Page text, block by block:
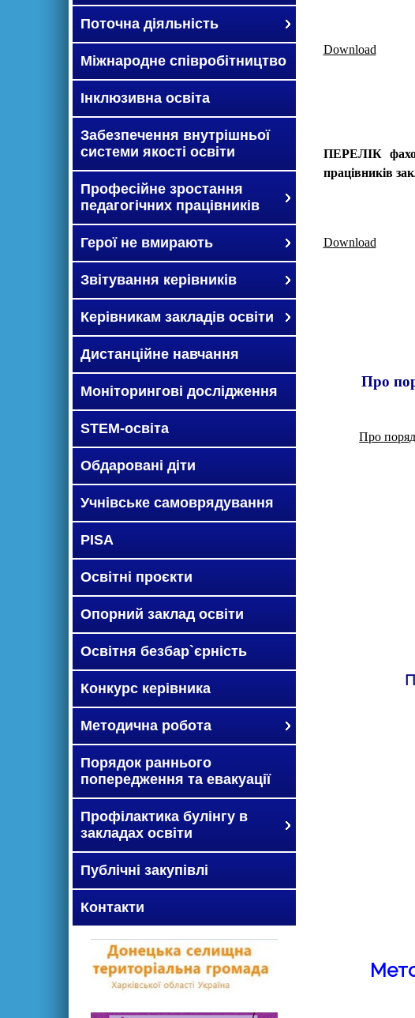
Поточна діяльність
Міжнародне співробітництво
Інклюзивна освіта
Забезпечення внутрішньої
системи якості освіти
Професійне зростання
педагогічних працівників
Герої не вмирають
Звітування керівників
Керівникам закладів освіти
Дистанційне навчання
Моніторингові дослідження
STEM-освіта
Обдаровані діти
Учнівське самоврядування
PISA
Освітні проєкти
Опорний заклад освіти
Освітня безбар`єрність
Конкурс керівника
Методична робота
Порядок раннього
попередження та евакуації
Профілактика булінгу в
закладах освіти
Публічні закупівлі
Контакти
Download
ПЕРЕЛІК
працівників
Download
Про
Про